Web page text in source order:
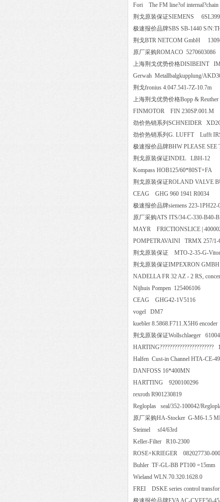
Fori The FM line?of
荆戈原装保证SIEMENS
极速报价品牌SBS SB-1440 S/
荆戈BTR NETCOM GmbH
原厂采购ROMACO
上海荆戈优势价格
Gerwah Metallbalgkupplung/
荆戈fronius 4.047.541-7Z-
上海荆戈优势价格Bopp &
FINMOTOR FIN
劲价热销系列SCHNEIDER
劲价热销系列G. LUFFT Lufft
极速报价品牌BHW PLEASE
荆戈原装保证INDEL LBH-
Kompass HOB125/
荆戈原装保证ROLAND VALVE
CEAG GHG 960 1941
极速报价品牌siemens 223-
原厂采购ATS ITS/34-C-330-
MAYR FRICTIONSLICE |
POMPETRAVAINI TRMX
荆戈原装保证 MTO-2-35-G-
荆戈原装保证IMPEXRON
NADELLA FR 32 AZ - 2 RS,
Nijhuis Pompen 125406106
CEAG GHG42-1V5116
vogel DM7
kuebler 8.5868.F711.X5H6
荆戈原装保证Wollschlaeger
Halfen Cust-in Channel HTA-
DANFOSS 16*400MN
HARTTING 9200100296
rexroth R901230819
Regloplas seal/352-100042/
原厂采购HA-Stocker G-M6-
Steimel sf4/63rd
Keller-Filter R10-2300
ROSE+KRIEGER
Buhler TF-GL-BB PT100
Wieland WLN.70.320.1628.0
FREI DSKE series control
极速报价品牌EVA AC-